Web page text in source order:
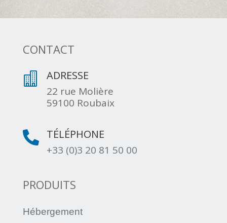
CONTACT
 ADRESSE
22 rue Molière
59100 Roubaix
 TÉLÉPHONE
+33 (0)3 20 81 50 00
PRODUITS
Hébergement